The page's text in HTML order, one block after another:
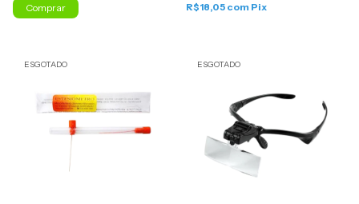
R$18,05 com Pix
ESGOTADO ESGOTADO